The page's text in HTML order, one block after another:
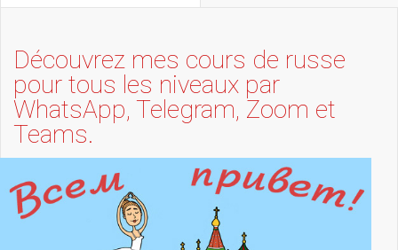
Découvrez mes cours de russe
pour tous les niveaux par
WhatsApp, Telegram, Zoom et
Teams.